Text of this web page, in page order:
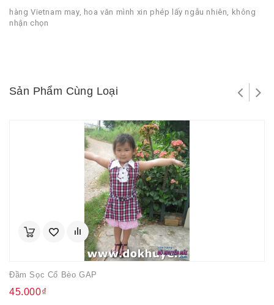
hàng Vietnam may, hoa văn mình xin phép lấy ngẫu nhiên, không
nhận chọn
Sản Phẩm Cùng Loại
Đầm Sọc Cổ Bèo GAP
45.000₫